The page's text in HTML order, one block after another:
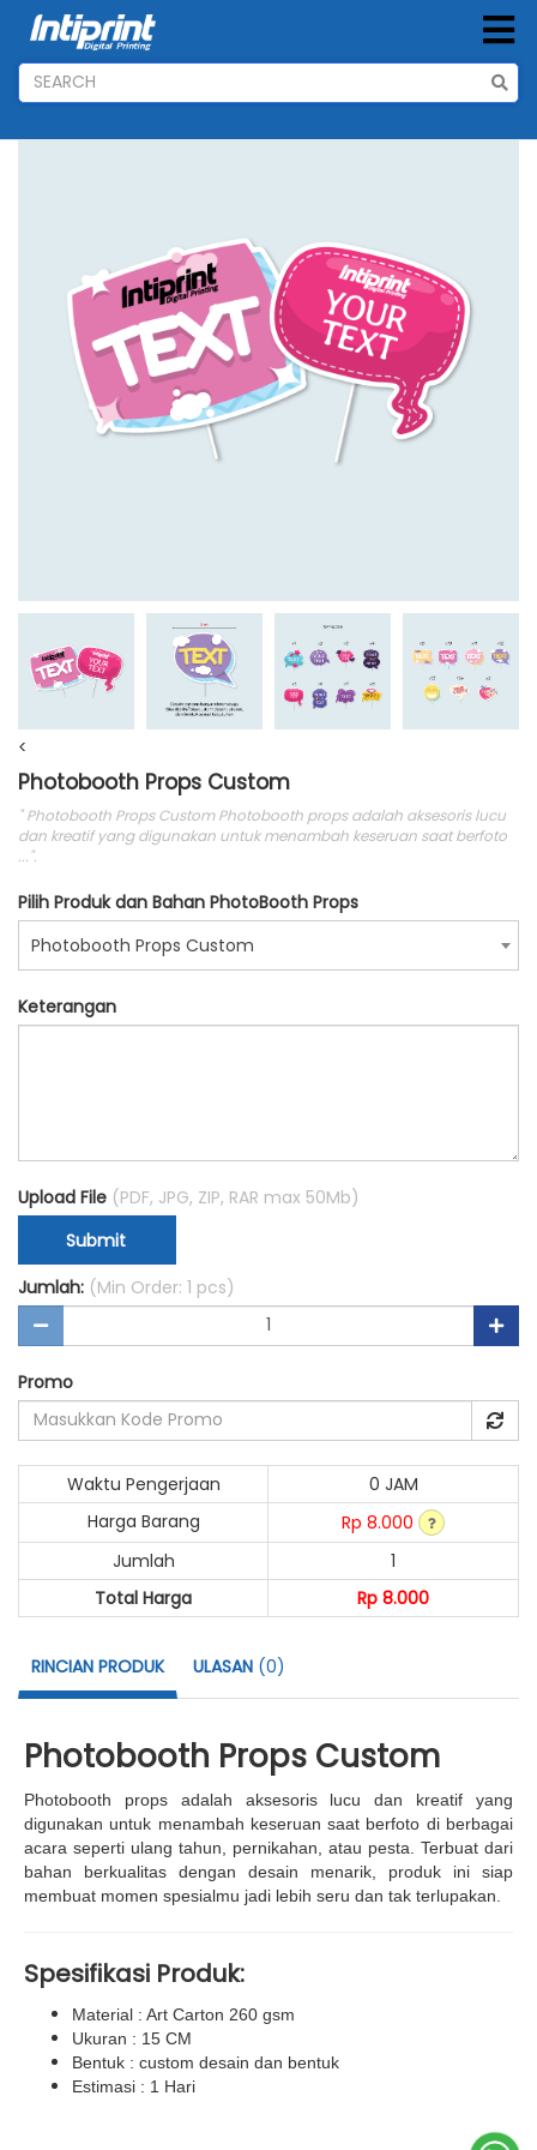
<
Photobooth Props Custom
" Photobooth Props Custom Photobooth props adalah aksesoris lucu
dan kreatif yang digunakan untuk menambah keseruan saat berfoto
...".
Pilih Produk dan Bahan PhotoBooth Props
Photobooth Props Custom
Keterangan
Upload File (PDF, JPG, ZIP, RAR max 50Mb)
Submit
Jumlah: (Min Order: 1 pcs)
Promo
Waktu Pengerjaan
0 JAM
Harga Barang
Rp 8.000
Jumlah
1
Total Harga
Rp 8.000
RINCIAN PRODUK ULASAN (0)
Photobooth Props Custom
Photobooth props adalah aksesoris lucu dan kreatif yang
digunakan untuk menambah keseruan saat berfoto di berbagai
acara seperti ulang tahun, pernikahan, atau pesta. Terbuat dari
bahan berkualitas dengan desain menarik, produk ini siap
membuat momen spesialmu jadi lebih seru dan tak terlupakan.
Spesifikasi Produk:
Material : Art Carton 260 gsm
Ukuran : 15 CM
Bentuk : custom desain dan bentuk
Estimasi : 1 Hari